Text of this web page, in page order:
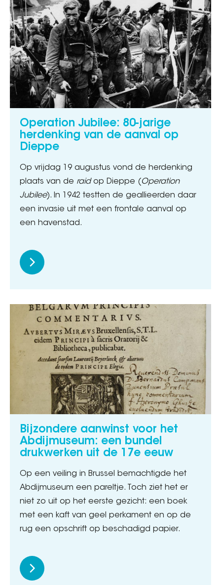
Operation Jubilee: 80-jarige
herdenking van de aanval op
Dieppe
Op vrijdag 19 augustus vond de herdenking
plaats van de raidop Dieppe (Operation
Jubilee). In 1942 testten de geallieerden daar
een invasie uit met een frontale aanval op
een havenstad.
Bijzondere aanwinst voor het
Abdijmuseum: een bundel
drukwerken uit de 17e eeuw
Op een veiling in Brussel bemachtigde het
Abdijmuseum een pareltje. Toch ziet het er
niet zo uit op het eerste gezicht: een boek
met een kaft van geel perkament en op de
rug een opschrift op beschadigd papier.